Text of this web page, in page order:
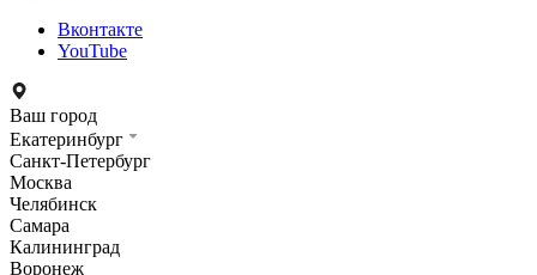
Вконтакте
YouTube
Ваш город
Екатеринбург
Санкт-Петербург
Москва
Челябинск
Самара
Калининград
Воронеж